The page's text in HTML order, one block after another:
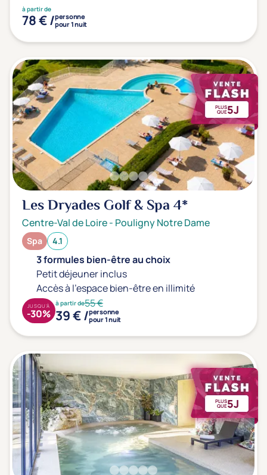
à partir de
78 € /personne
pour 1 nuit
PLUS
QUE5J
Les Dryades Golf & Spa4*
Centre-Val de Loire- Pouligny Notre Dame
Spa 4.1
3 formules bien-être au choix
Petit déjeuner inclus
Accès à l'espace bien-être en illimité
à partir de55 €
39 € /personne
pour 1 nuit
JUSQU'À
-30%
PLUS
QUE5J